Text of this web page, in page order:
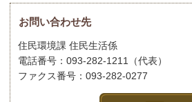
お問い合わせ先
住民環境課 住民生活係
電話番号：093-282-1211（代表）
ファクス番号：093-282-0277